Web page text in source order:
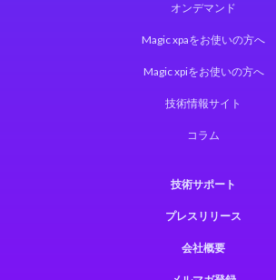
オンデマンド
Magic xpaをお使いの方へ
Magic xpiをお使いの方へ
技術情報サイト
コラム
技術サポート
プレスリリース
会社概要